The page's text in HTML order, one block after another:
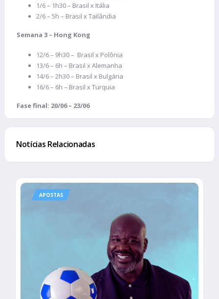
1/6 – 1h30 – Brasil x Itália
2/6 – 5h – Brasil x Tailândia
Semana 3 – Hong Kong
12/6 – 9h30 – Brasil x Polônia
13/6 – 6h – Brasil x Alemanha
14/6 – 2h30 – Brasil x Bulgária
16/6 – 6h – Brasil x Turquia
Fase final: 20/06 – 23/06
Notícias Relacionadas
APOSTAS